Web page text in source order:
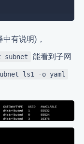
有说明)，
subnet
能看到子网
ls1 -o yaml